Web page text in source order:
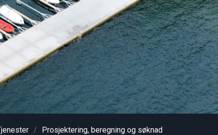
Prosjektering, beregning og søknad